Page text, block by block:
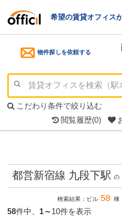
希望の賃貸オフィス
物件探しを依頼する
こだわり条件で絞り込む
閲覧履歴(0)
都営新宿線 九段下駅 の
検索結果：ビル 58 棟
58件中、 1～10件を表示